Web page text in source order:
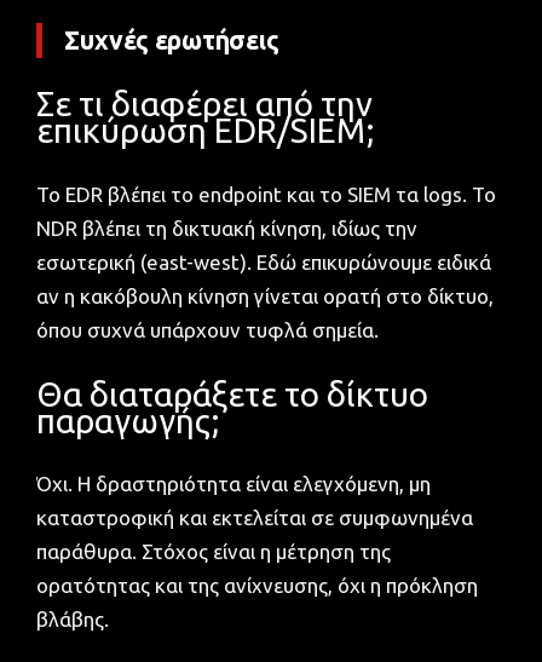
Συχνές ερωτήσεις
Σε τι διαφέρει από την
επικύρωση EDR/SIEM;
Το EDR βλέπει το endpoint και το SIEM τα logs. Το
NDR βλέπει τη δικτυακή κίνηση, ιδίως την
εσωτερική (east-west). Εδώ επικυρώνουμε ειδικά
αν η κακόβουλη κίνηση γίνεται ορατή στο δίκτυο,
όπου συχνά υπάρχουν τυφλά σημεία.
Θα διαταράξετε το δίκτυο
παραγωγής;
Όχι. Η δραστηριότητα είναι ελεγχόμενη, μη
καταστροφική και εκτελείται σε συμφωνημένα
παράθυρα. Στόχος είναι η μέτρηση της
ορατότητας και της ανίχνευσης, όχι η πρόκληση
βλάβης.